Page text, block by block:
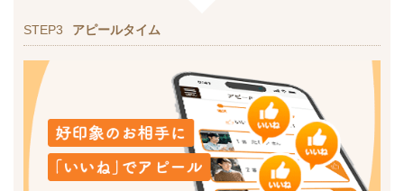
STEP3 アピールタイム